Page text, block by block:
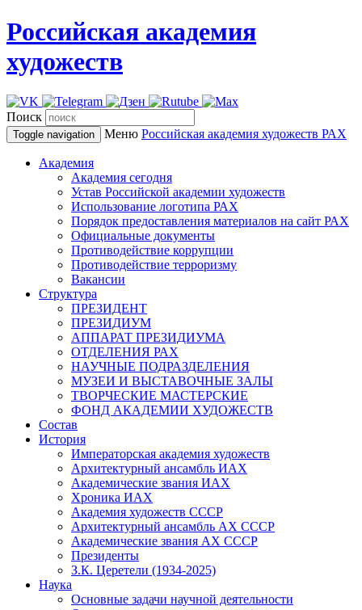
Российская академия
художеств
Поиск
Toggle navigation Меню Российская академия художеств РАХ
Академия
Академия сегодня
Устав Российской академии художеств
Использование логотипа РАХ
Порядок предоставления материалов на сайт РАХ
Официальные документы
Противодействие коррупции
Противодействие терроризму
Вакансии
Структура
ПРЕЗИДЕНТ
ПРЕЗИДИУМ
АППАРАТ ПРЕЗИДИУМА
ОТДЕЛЕНИЯ РАХ
НАУЧНЫЕ ПОДРАЗДЕЛЕНИЯ
МУЗЕИ И ВЫСТАВОЧНЫЕ ЗАЛЫ
ТВОРЧЕСКИЕ МАСТЕРСКИЕ
ФОНД АКАДЕМИИ ХУДОЖЕСТВ
Состав
История
Императорская академия художеств
Архитектурный ансамбль ИАХ
Академические звания ИАХ
Хроника ИАХ
Академия художеств СССР
Архитектурный ансамбль АХ СССР
Академические звания АХ СССР
Президенты
З.К. Церетели (1934-2025)
Наука
Основные задачи научной деятельности